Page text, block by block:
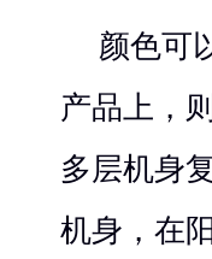
颜色可
产品上，
多层机身
机身，在